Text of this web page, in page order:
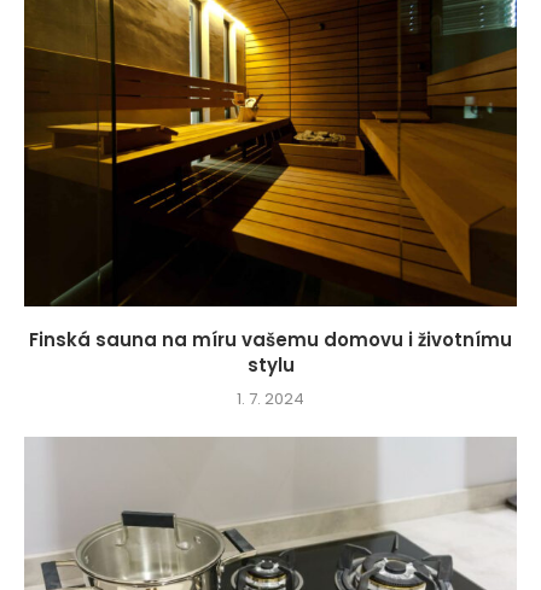
Finská sauna na míru vašemu domovu i životnímu
stylu
1. 7. 2024